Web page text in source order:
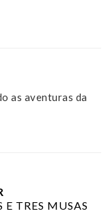
as aventuras da
TRES MUSAS